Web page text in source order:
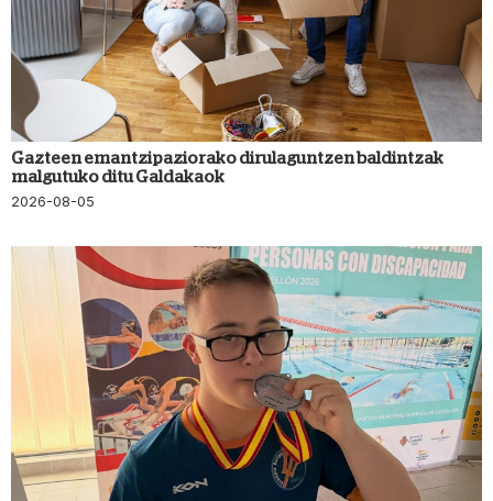
Gazteen emantzipaziorako dirulaguntzen baldintzak
malgutuko ditu Galdakaok
2026-08-05